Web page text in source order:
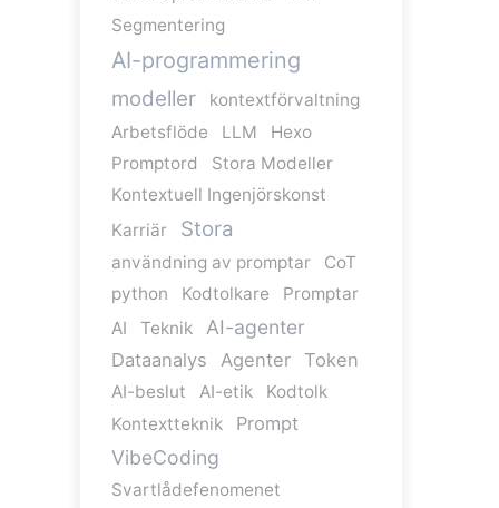
Segmentering
AI-programmering
modeller
kontextförvaltning
Arbetsflöde
LLM
Hexo
Promptord
Stora Modeller
Kontextuell Ingenjörskonst
Karriär
Stora
användning av promptar
CoT
python
Kodtolkare
Promptar
AI
Teknik AI-agenter
Dataanalys Agenter Token
AI-beslut AI-etik
Kodtolk
Kontextteknik
Prompt
VibeCoding
Svartlådefenomenet